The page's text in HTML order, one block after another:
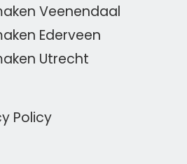
Veenendaal
Ederveen
Utrecht
Policy